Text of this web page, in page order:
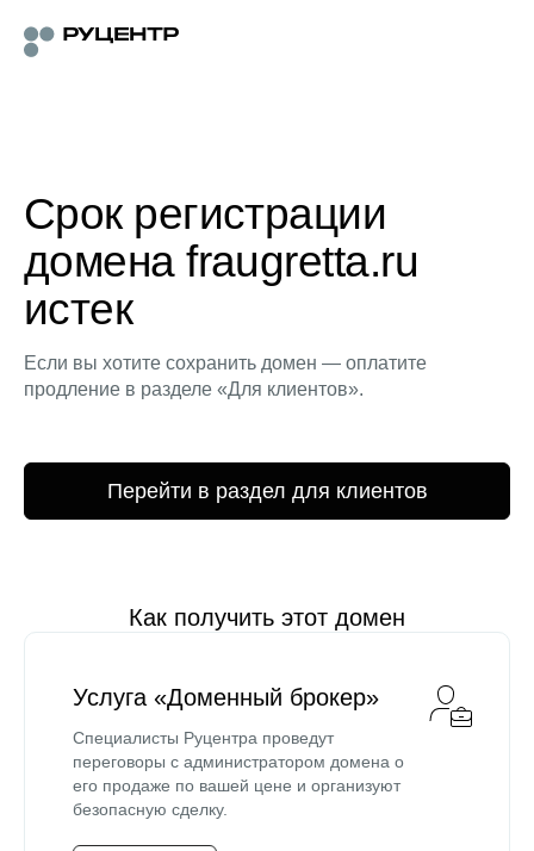
Срок регистрации
домена fraugretta.ru
истек
Если вы хотите сохранить домен — оплатите
продление в разделе «Для клиентов».
Перейти в раздел для клиентов
Как получить этот домен
Услуга «Доменный брокер»
Специалисты Руцентра проведут
переговоры с администратором домена о
его продаже по вашей цене и организуют
безопасную сделку.